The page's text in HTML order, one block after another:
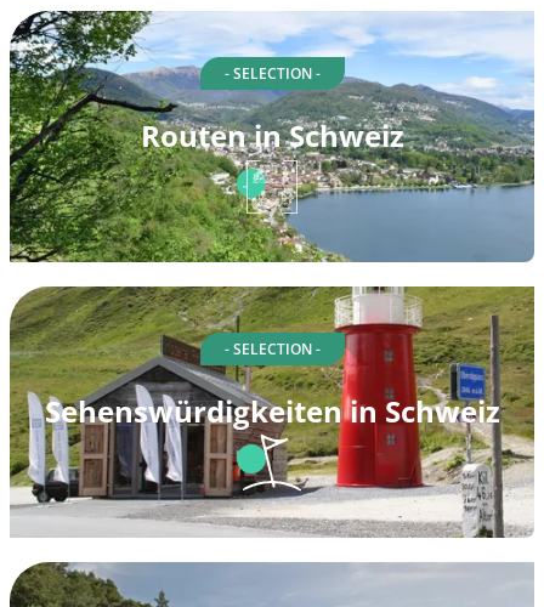
- SELECTION -
Routen in Schweiz
- SELECTION -
Sehenswürdigkeiten in Schweiz